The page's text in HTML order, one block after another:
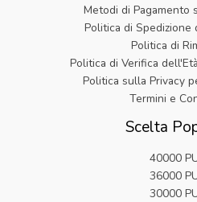
.
9
r
a
€
2
5
.
8
2
.
Metodi di Pagamento
Politica di Spedizione
Politica di
Politica di Verifica
Politica sulla Privacy
Termini e
Scelta
40000
36000
30000